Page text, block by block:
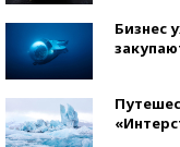
Бизнес